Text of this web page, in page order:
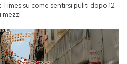
su come sentirsi puliti dopo 12
mezzi